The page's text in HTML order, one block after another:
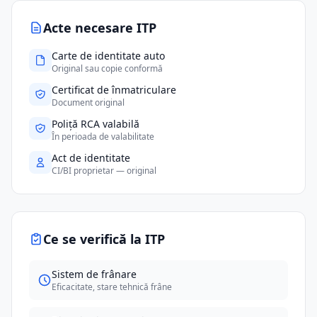
Acte necesare ITP
Carte de identitate auto
Original sau copie conformă
Certificat de înmatriculare
Document original
Poliță RCA valabilă
În perioada de valabilitate
Act de identitate
CI/BI proprietar — original
Ce se verifică la ITP
Sistem de frânare
Eficacitate, stare tehnică frâne